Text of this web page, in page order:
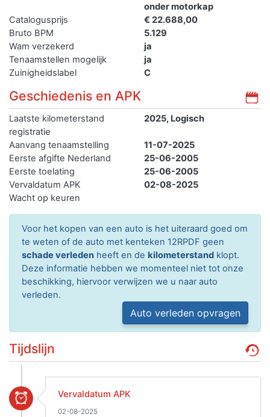
onder motorkap
Catalogusprijs
€ 22.688,00
Bruto BPM
5.129
Wam verzekerd
ja
Tenaamstellen mogelijk
ja
Zuinigheidslabel
C
Geschiedenis en APK
Laatste kilometerstand
registratie
2025, Logisch
Aanvang tenaamstelling
11-07-2025
Eerste afgifte Nederland
25-06-2005
Eerste toelating
25-06-2005
Vervaldatum APK
02-08-2025
Wacht op keuren
Voor het kopen van een auto is het uiteraard goed om
te weten of de auto met kenteken 12RPDF geen
schade verleden heeft en de kilometerstand klopt.
Deze informatie hebben we momenteel niet tot onze
beschikking, hiervoor verwijzen we u naar auto
verleden.
Auto verleden opvragen
Tijdslijn
Vervaldatum APK
02-08-2025